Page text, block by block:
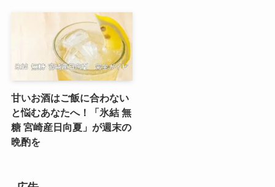
甘いお酒はご飯に合わない
と悩むあなたへ！「氷結 無
糖 宮崎産日向夏」が週末の
晩酌を